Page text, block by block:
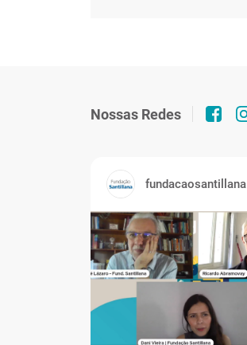
Nossas Redes
fundacaosantillana